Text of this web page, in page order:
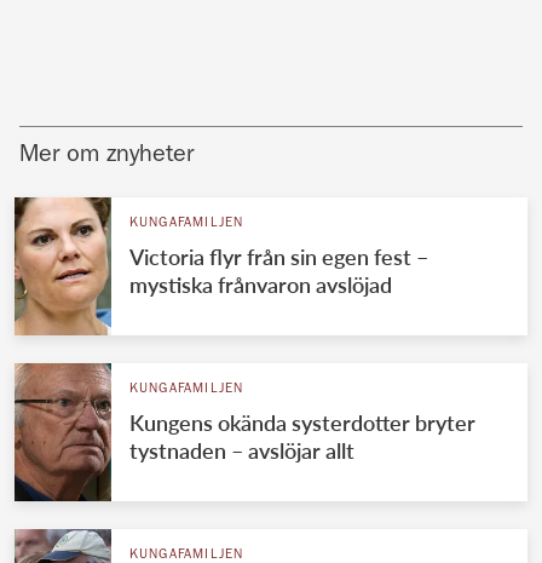
Mer om znyheter
KUNGAFAMILJEN
Victoria flyr från sin egen fest –
mystiska frånvaron avslöjad
KUNGAFAMILJEN
Kungens okända systerdotter bryter
tystnaden – avslöjar allt
KUNGAFAMILJEN